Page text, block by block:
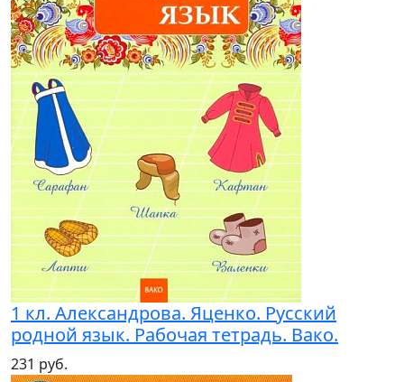
1 кл. Александрова. Яценко. Русский
родной язык. Рабочая тетрадь. Вако.
231 руб.